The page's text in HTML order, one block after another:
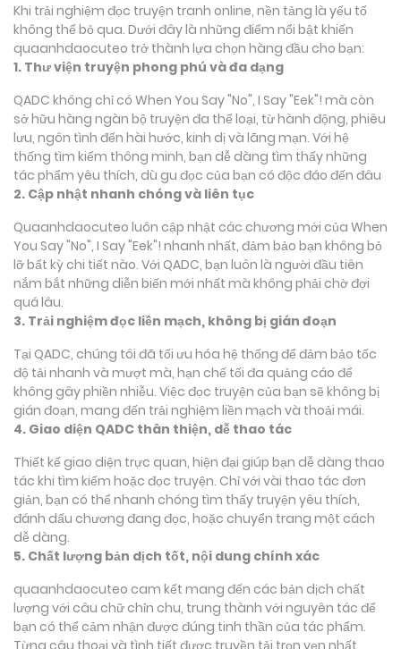
Khi trải nghiệm đọc truyện tranh online, nền tảng là yếu tố
không thể bỏ qua. Dưới đây là những điểm nổi bật khiến
quaanhdaocuteo trở thành lựa chọn hàng đầu cho bạn:
1. Thư viện truyện phong phú và đa dạng
QADC không chỉ có When You Say "No", I Say "Eek"! mà còn
sở hữu hàng ngàn bộ truyện đa thể loại, từ hành động, phiêu
lưu, ngôn tình đến hài hước, kinh dị và lãng mạn. Với hệ
thống tìm kiếm thông minh, bạn dễ dàng tìm thấy những
tác phẩm yêu thích, dù gu đọc của bạn có độc đáo đến đâu
2. Cập nhật nhanh chóng và liên tục
Quaanhdaocuteo luôn cập nhật các chương mới của When
You Say "No", I Say "Eek"! nhanh nhất, đảm bảo bạn không bỏ
lỡ bất kỳ chi tiết nào. Với QADC, bạn luôn là người đầu tiên
nắm bắt những diễn biến mới nhất mà không phải chờ đợi
quá lâu.
3. Trải nghiệm đọc liền mạch, không bị gián đoạn
Tại QADC, chúng tôi đã tối ưu hóa hệ thống để đảm bảo tốc
độ tải nhanh và mượt mà, hạn chế tối đa quảng cáo để
không gây phiền nhiễu. Việc đọc truyện của bạn sẽ không bị
gián đoạn, mang đến trải nghiệm liền mạch và thoải mái.
4. Giao diện QADC thân thiện, dễ thao tác
Thiết kế giao diện trực quan, hiện đại giúp bạn dễ dàng thao
tác khi tìm kiếm hoặc đọc truyện. Chỉ với vài thao tác đơn
giản, bạn có thể nhanh chóng tìm thấy truyện yêu thích,
đánh dấu chương đang đọc, hoặc chuyển trang một cách
dễ dàng.
5. Chất lượng bản dịch tốt, nội dung chính xác
quaanhdaocuteo cam kết mang đến các bản dịch chất
lượng với câu chữ chỉn chu, trung thành với nguyên tác để
bạn có thể cảm nhận được đúng tinh thần của tác phẩm.
Từng câu thoại và tình tiết được truyền tải trọn vẹn nhất,